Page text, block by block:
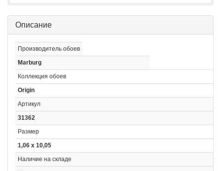
Описание
Производитель обоев
Marburg
Коллекция обоев
Origin
Артикул
31362
Размер
1,06 x 10,05
Наличие на складе